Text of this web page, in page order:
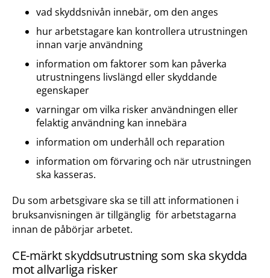
vad skyddsnivån innebär, om den anges
hur arbetstagare kan kontrollera utrustningen
innan varje användning
information om faktorer som kan påverka
utrustningens livslängd eller skyddande
egenskaper
varningar om vilka risker användningen eller
felaktig användning kan innebära
information om underhåll och reparation
information om förvaring och när utrustningen
ska kasseras.
Du som arbetsgivare ska se till att informationen i
bruksanvisningen är tillgänglig för arbetstagarna
innan de påbörjar arbetet.
CE-märkt skyddsutrustning som ska skydda
mot allvarliga risker